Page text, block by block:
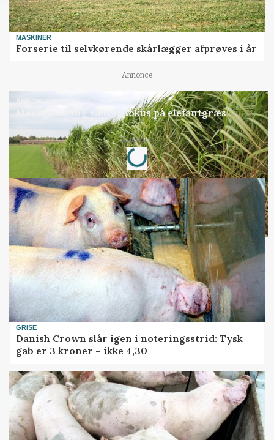
MASKINER
Forserie til selvkørende skårlægger afprøves i år
Annonce
ARRANGEMENT
Markvandring sætter fokus på elefantgræs
Annonce
Loading...
GRISE
Danish Crown slår igen i noteringsstrid: Tysk
gab er 3 kroner – ikke 4,30